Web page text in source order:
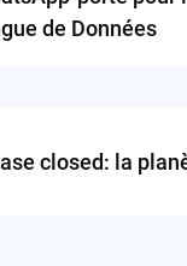
de Données
closed: la